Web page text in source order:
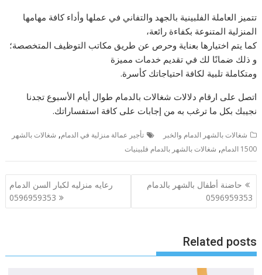
تتميز العاملة الفلبينية بالجهد والتفاني في عملها وأداء كافة مهامها
المنزلية المتنوعة بكفاءة رائعة،
كما يتم اختيارها بعناية وحرص عن طريق مكاتب التوظيف المتخصصة؛
و ذلك ضمانًا لك في تقديم خدمات مميزة
ومتكاملة تلبية لكافة احتياجاتك كأسرة.
اتصل على ارقام دلالات شغالات بالدمام طوال أيام الأسبوع تجدنا
نجيبك بكل ما ترغب به من إجابات على كافة استفساراتك.
شغالات بالشهر الدمام والخبر تأجير عمالة منزلية في الدمام, شغالات بالشهر
1500 الدمام
, شغالات بالشهر بالدمام فلبينيات
تصفّح
المقالات
حاضنة أطفال بالشهر بالدمام
0596959353
رعايه منزليه لكبار السن الدمام
0596959353
Related posts